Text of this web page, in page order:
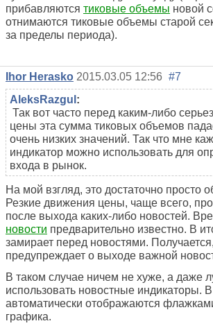
прибавляются тиковые объемы новой
отнимаются тиковые объемы старой
за пределы периода).
Ihor Herasko 2015.03.05 12:56 #7
AleksRazgul :
Так вот часто перед каким-либо
цены эта сумма тиковых объемов
очень низких значений. Так что мне
индикатор можно использовать для
входа в рынок.
На мой взгляд, это достаточно просто
Резкие движения цены, чаще всего,
после выхода каких-либо новостей.
новости предварительно известно. В
замирает перед новостями.
предупреждает о выходе важной
В таком случае ничем не хуже, а даже
использовать новостные индикаторы.
автоматически отображаются
графика.